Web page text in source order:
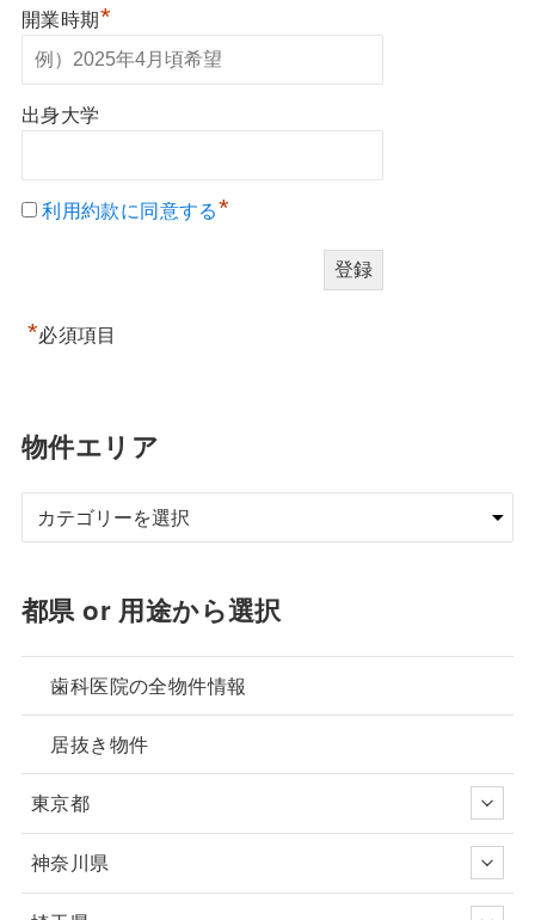
開業時期*
出身大学
利用約款に同意する*
*必須項目
物件エリア
都県 or 用途から選択
歯科医院の全物件情報
居抜き物件
東京都
神奈川県